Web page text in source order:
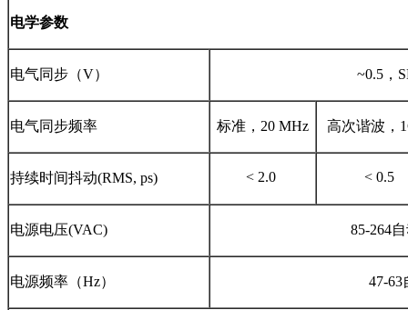
电学参数
电气同步（V） ~0.5，
电气同步频率 标准，20 MHz 高次谐波，
持续时间抖动(RMS, ps) < 2.0 < 0.5
电源电压(VAC) 85-264
电源频率（Hz） 47-63